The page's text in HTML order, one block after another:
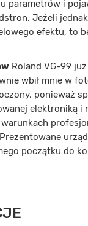
parametrów i
Jeżeli
efektu, to
Roland VG-99
wbił mnie w
ponieważ
elektroniką i
początku do